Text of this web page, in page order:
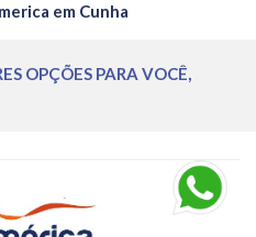
em Cunha
OPÇÕES PARA VOCÊ,